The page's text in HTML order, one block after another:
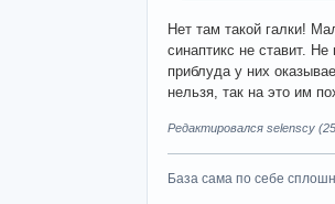
Нет там такой галки!
синаптикс не ставит.
приблуда у них
нельзя, так на это им
Редактировался selenscy
База сама по себе